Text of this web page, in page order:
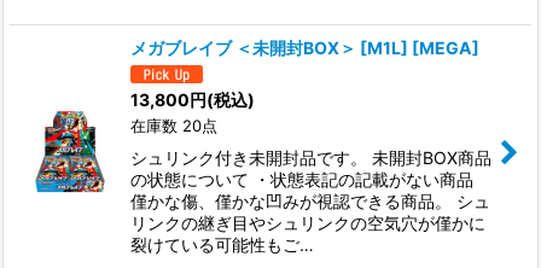
メガブレイブ ＜未開封BOX＞ [M1L] [MEGA]
13,800円(税込)
在庫数 20点
シュリンク付き未開封品です。 未開封BOX商品
の状態について ・状態表記の記載がない商品
僅かな傷、僅かな凹みが視認できる商品。 シュ
リンクの継ぎ目やシュリンクの空気穴が僅かに
裂けている可能性もご…